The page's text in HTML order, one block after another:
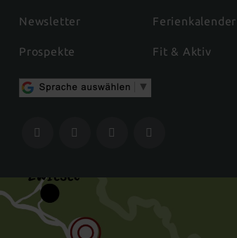
Newsletter Ferienkalender
Prospekte Fit & Aktiv